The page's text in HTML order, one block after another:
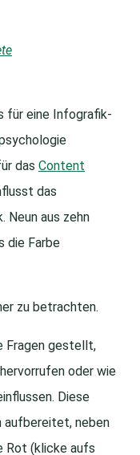
für eine Infografik-
das Content
das
Neun aus zehn
die Farbe
zu betrachten.
Fragen gestellt,
oder wie
Diese
aufbereitet, neben
Rot (klicke aufs